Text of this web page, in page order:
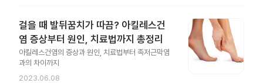
걸을 때 발뒤꿈치가 따끔? 아킬레스건
염 증상부터 원인, 치료법까지 총정리
아킬레스건염의 증상과 원인, 치료법부터 족저근막염
과의 차이까지
2023.06.08